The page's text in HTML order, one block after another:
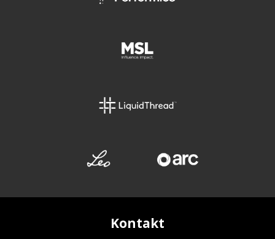
Kontakt